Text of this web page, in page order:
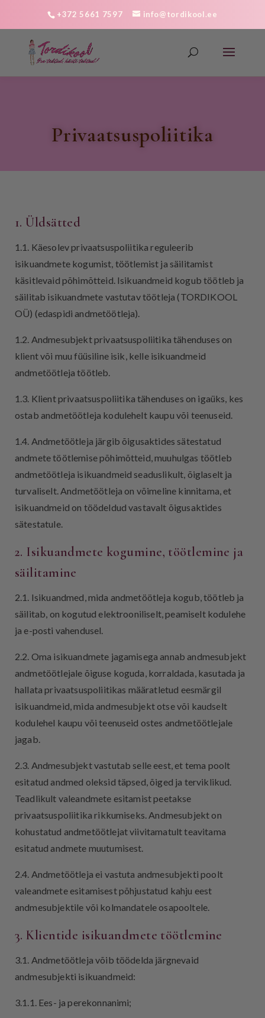
+372 5661 7597 info@tordikool.ee
Privaatsuspoliitika
1. Üldsätted
1.1. Käesolev privaatsuspoliitika reguleerib
isikuandmete kogumist, töötlemist ja säilitamist
käsitlevaid põhimõtteid. Isikuandmeid kogub töötleb ja
säilitab isikuandmete vastutav töötleja (TORDIKOOL
OÜ) (edaspidi andmetöötleja).
1.2. Andmesubjekt privaatsuspoliitika tähenduses on
klient või muu füüsiline isik, kelle isikuandmeid
andmetöötleja töötleb.
1.3. Klient privaatsuspoliitika tähenduses on igaüks, kes
ostab andmetöötleja kodulehelt kaupu või teenuseid.
1.4. Andmetöötleja järgib õigusaktides sätestatud
andmete töötlemise põhimõtteid, muuhulgas töötleb
andmetöötleja isikuandmeid seaduslikult, õiglaselt ja
turvaliselt. Andmetöötleja on võimeline kinnitama, et
isikuandmeid on töödeldud vastavalt õigusaktides
sätestatule.
2. Isikuandmete kogumine, töötlemine ja
säilitamine
2.1. Isikuandmed, mida andmetöötleja kogub, töötleb ja
säilitab, on kogutud elektrooniliselt, peamiselt kodulehe
ja e-posti vahendusel.
2.2. Oma isikuandmete jagamisega annab andmesubjekt
andmetöötlejale õiguse koguda, korraldada, kasutada ja
hallata privaatsuspoliitikas määratletud eesmärgil
isikuandmeid, mida andmesubjekt otse või kaudselt
kodulehel kaupu või teenuseid ostes andmetöötlejale
jagab.
2.3. Andmesubjekt vastutab selle eest, et tema poolt
esitatud andmed oleksid täpsed, õiged ja terviklikud.
Teadlikult valeandmete esitamist peetakse
privaatsuspoliitika rikkumiseks. Andmesubjekt on
kohustatud andmetöötlejat viivitamatult teavitama
esitatud andmete muutumisest.
2.4. Andmetöötleja ei vastuta andmesubjekti poolt
valeandmete esitamisest põhjustatud kahju eest
andmesubjektile või kolmandatele osapooltele.
3. Klientide isikuandmete töötlemine
3.1. Andmetöötleja võib töödelda järgnevaid
andmesubjekti isikuandmeid:
3.1.1. Ees- ja perekonnanimi;